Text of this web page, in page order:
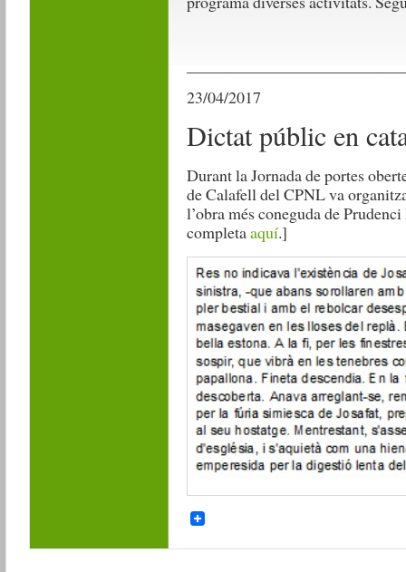
23/04/2017
Dictat públic en
Durant la Jornada de portes
de Calafell del CPNL va
l’obra més coneguda de
completaaquí.]